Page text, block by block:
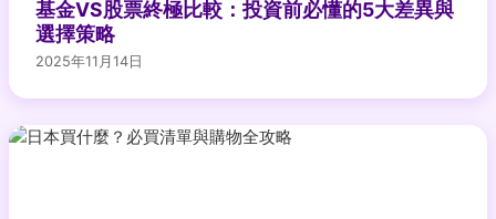
基金VS股票終極比較：投資前必懂的5大差異與
選擇策略
2025年11月14日